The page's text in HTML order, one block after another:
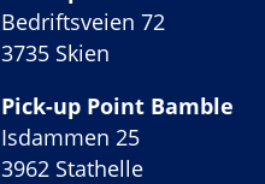
Bedriftsveien 72
3735 Skien
Pick-up Point Bamble
Isdammen 25
3962 Stathelle